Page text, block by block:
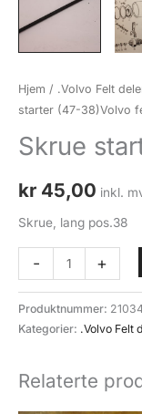
Hjem / .Volvo Felt
starter (47-38)Volvo
Skrue
kr 45,00 inkl.
Skrue, lang pos.38
-
starter
(47-
38)Volvo
antall
+
Produktnummer:
Kategorier: .Volvo Felt
Relaterte